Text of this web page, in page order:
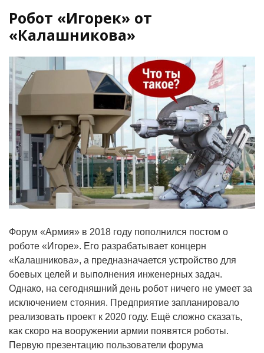
Робот «Игорек» от
«Калашникова»
Форум «Армия» в 2018 году пополнился постом о
роботе «Игоре». Его разрабатывает концерн
«Калашникова», а предназначается устройство для
боевых целей и выполнения инженерных задач.
Однако, на сегодняшний день робот ничего не умеет за
исключением стояния. Предприятие запланировало
реализовать проект к 2020 году. Ещё сложно сказать,
как скоро на вооружении армии появятся роботы.
Первую презентацию пользователи форума